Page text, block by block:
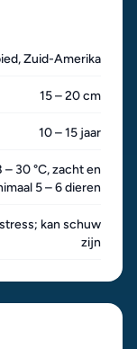
Zuid-Amerika
15 – 20 cm
10 – 15 jaar
30 °C, zacht en
5 – 6 dieren
kan schuw
zijn